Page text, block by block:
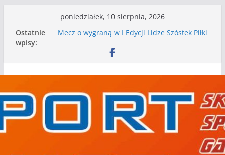
treści
poniedziałek, 10 sierpnia, 2026
Ostatnie
wpisy:
Mecz o wygraną w I Edycji Lidze Szóstek Piłki
Nasze piłkarskie zespoły w toku przygotowań
Kolejne gry kontrolne naszych piłkarskich
WKS wygrywa pierwszą edycję Ligi Szóstek w
Gwdzie Wielkiej
I mamy kolejne gry kontrolne, piłkarskie
granie przed nami